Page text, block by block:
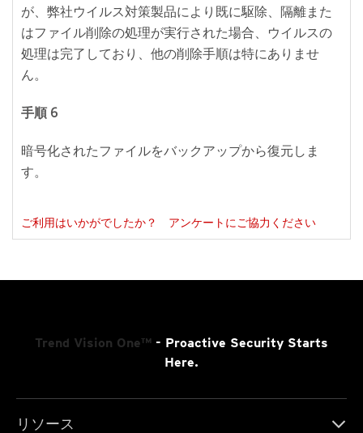
が、弊社ウイルス対策製品により既に駆除、隔離また
はファイル削除の処理が実行された場合、ウイルスの
処理は完了しており、他の削除手順は特にありませ
ん。
手順 6
暗号化されたファイルをバックアップから復元しま
す。
ご利用はいかがでしたか？ アンケートにご協力ください
Trend Vision One™ - Proactive Security Starts
Here.
リソース